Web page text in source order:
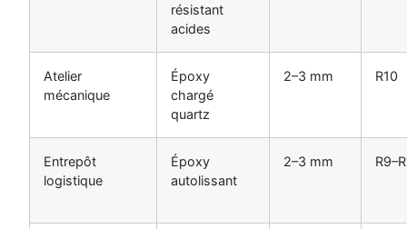
résistant
acides
Atelier
mécanique
Époxy
chargé
quartz
2–3 mm R10
Entrepôt
logistique
Époxy
autolissant
2–3 mm